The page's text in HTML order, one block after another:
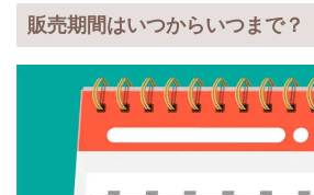
販売期間はいつからいつまで？